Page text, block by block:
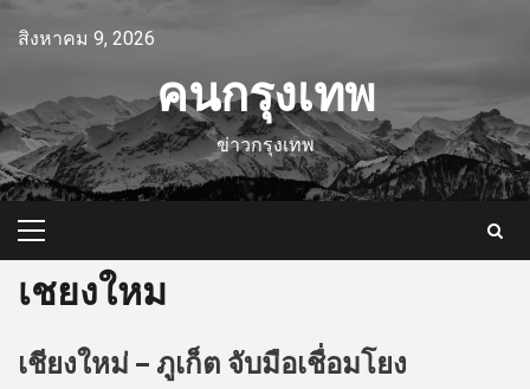
สิงหาคม 9, 2026
คนกรุงเทพ
ข่าวกรุงเทพ
Primary
Menu
เชยงใหม
เชียงใหม่ – ภูเก็ต จับมือเชื่อมโยง